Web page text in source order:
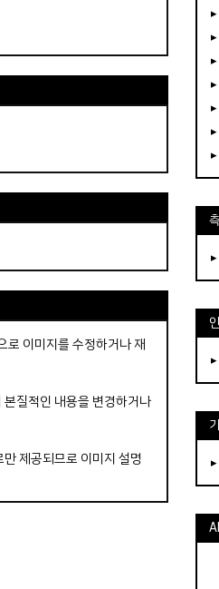
이미지를 수정하거나 재
질적인 내용을 변경하거나
제공되므로 이미지 설명